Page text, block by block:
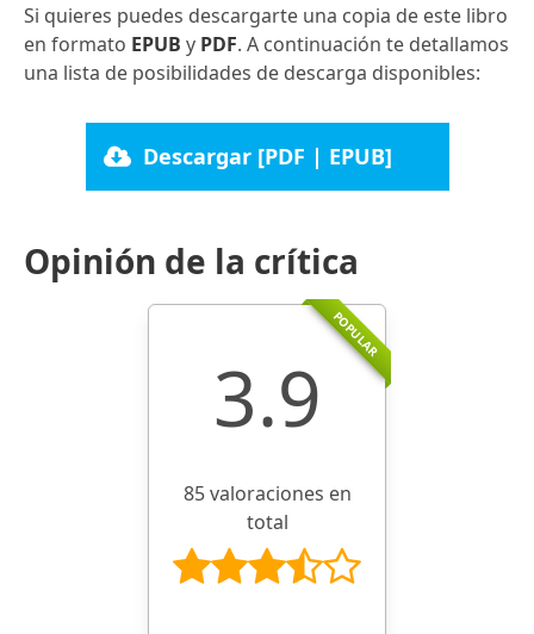
Si quieres puedes descargarte una copia de este libro
en formato EPUB y PDF. A continuación te detallamos
una lista de posibilidades de descarga disponibles:
Descargar [PDF | EPUB]
Opinión de la crítica
POPULAR
3.9
85 valoraciones en
total